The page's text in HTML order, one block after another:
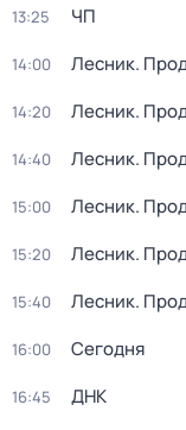
13:25 ЧП
14:00 Лесник.
14:20 Лесник.
14:40 Лесник.
15:00 Лесник.
15:20 Лесник.
15:40 Лесник.
16:00 Сегодня
16:45 ДНК